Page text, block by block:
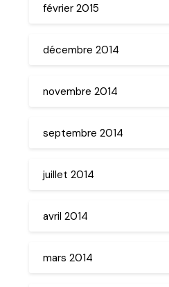
février 2015
décembre 2014
novembre 2014
septembre 2014
juillet 2014
avril 2014
mars 2014